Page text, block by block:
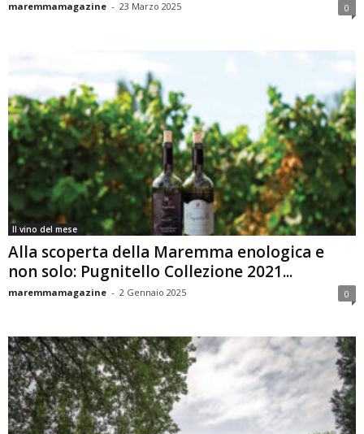
maremmamagazine - 23 Marzo 2025 0
Il vino del mese
Alla scoperta della Maremma enologica e
non solo: Pugnitello Collezione 2021...
maremmamagazine - 2 Gennaio 2025 0